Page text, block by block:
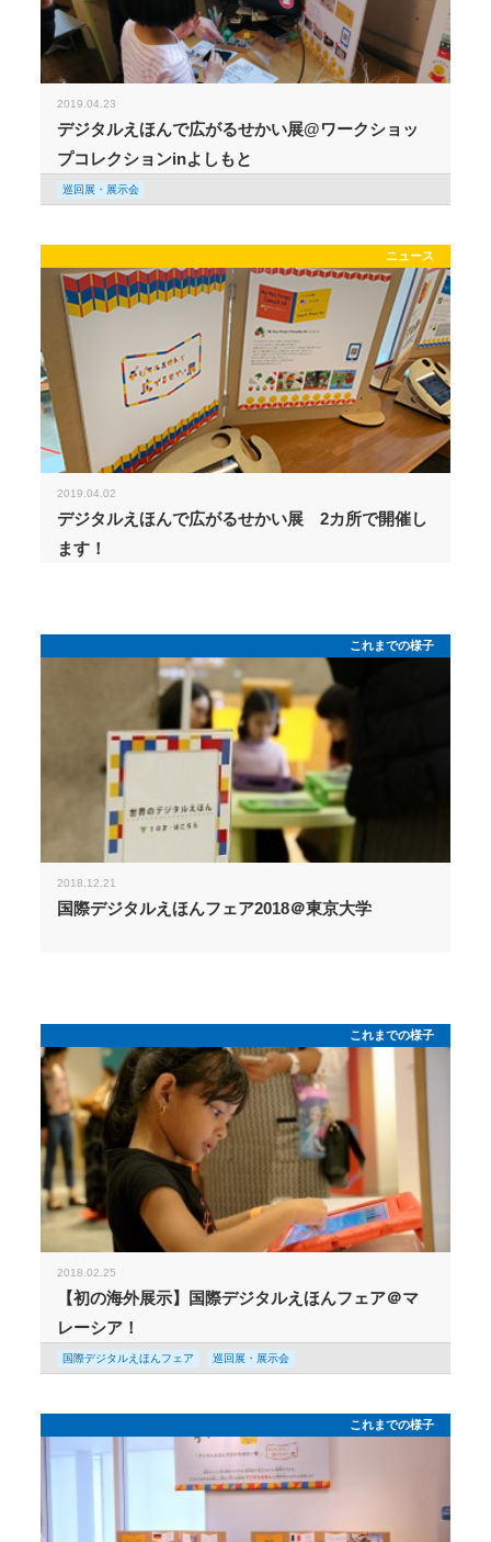
2019.04.23
デジタルえほんで広がるせかい展@ワークショッ
プコレクションinよしもと
巡回展・展示会
ニュース
2019.04.02
デジタルえほんで広がるせかい展 2カ所で開催し
ます！
これまでの様子
2018.12.21
国際デジタルえほんフェア2018＠東京大学
これまでの様子
2018.02.25
【初の海外展示】国際デジタルえほんフェア＠マ
レーシア！
国際デジタルえほんフェア 巡回展・展示会
これまでの様子